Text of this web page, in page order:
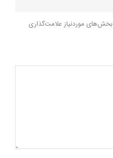
بخش‌های موردنیاز علامت‌گذاری